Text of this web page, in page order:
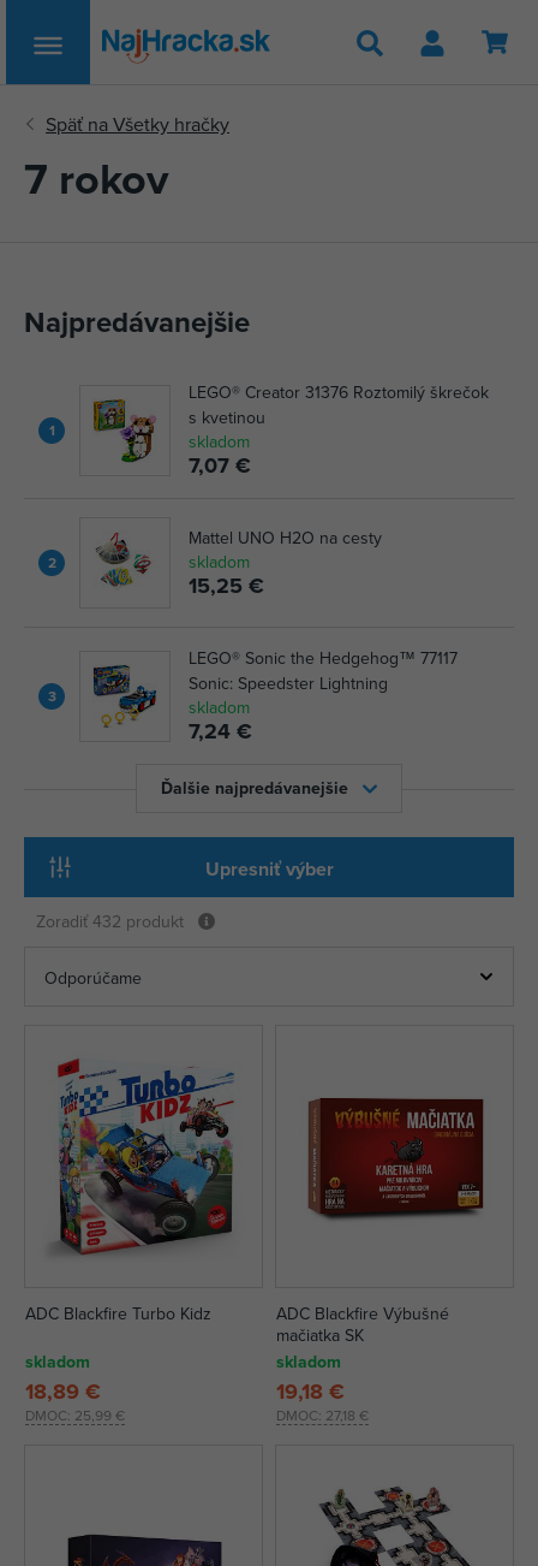
Hľadať
7 rokov
Najpredávanejšie
1
LEGO® Creator 31376 Roztomilý škrečok
s kvetinou
skladom
7,07 €
2
Mattel UNO H2O na cesty
skladom
15,25 €
3
LEGO® Sonic the Hedgehog™ 77117
Sonic: Speedster Lightning
skladom
7,24 €
Ďalšie najpredávanejšie
Upresniť výber
Zoradiť 432 produkt
ADC Blackfire Turbo Kidz
skladom
DMOC: 25,99 €
18,89 €
ADC Blackfire Výbušné
mačiatka SK
skladom
DMOC: 27,18 €
19,18 €